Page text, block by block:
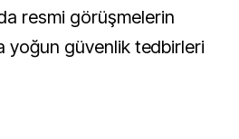
resmi görüşmelerin
yoğun güvenlik tedbirleri